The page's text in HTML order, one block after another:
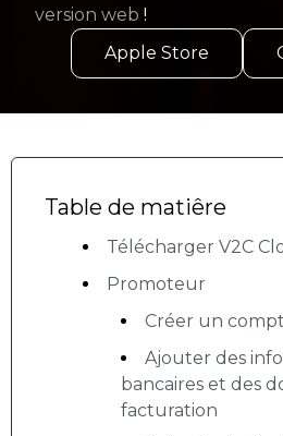
version web !
Apple Store
Table de matiêre
Télécharger V2C
Promoteur
Créer un
Ajouter des
bancaires et des
facturation